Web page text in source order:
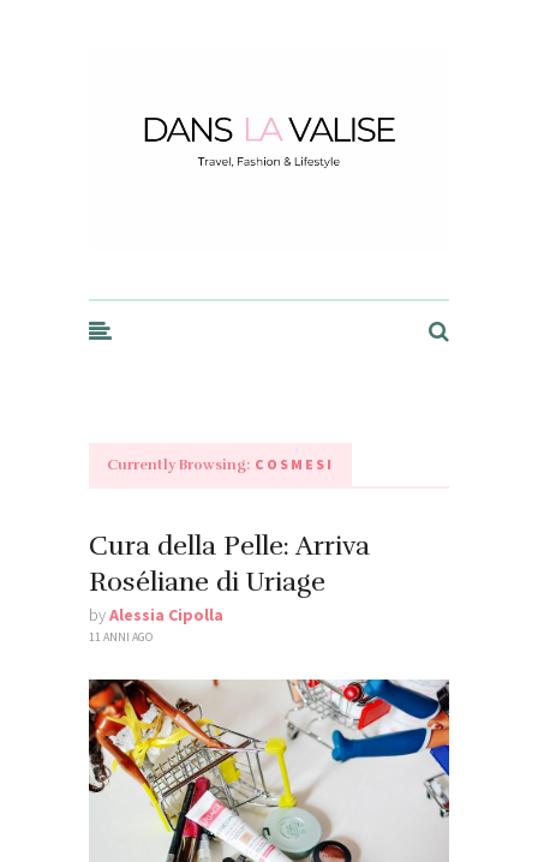
Currently Browsing: COSMESI
Cura della Pelle: Arriva
Roséliane di Uriage
byAlessia Cipolla
11 ANNI AGO